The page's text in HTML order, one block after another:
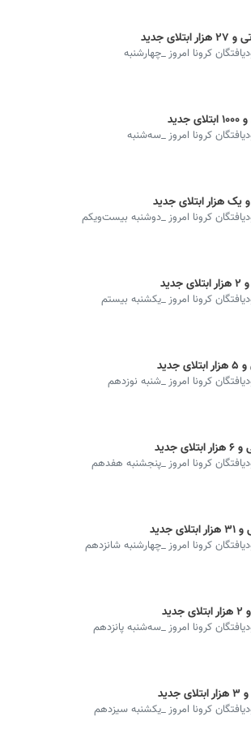
کرونا امروز _چهارشنبه
کرونا امروز _سه‌شنبه
کرونا امروز _دوشنبه بیست‌ویکم
کرونا امروز _یکشنبه بیستم
کرونا امروز _شنبه نوزدهم
کرونا امروز _پنجشنبه هفدهم
کرونا امروز _چهارشنبه شانزدهم
کرونا امروز _سه‌شنبه پانزدهم
کرونا امروز _یکشنبه سیزدهم